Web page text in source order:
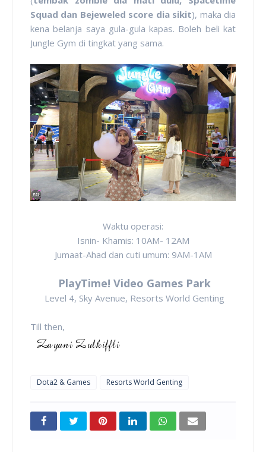
Squad dan Bejeweled score dia sikit), maka dia
kena belanja saya gula-gula kapas. Boleh beli kat
Jungle Gym di tingkat yang sama.
Waktu operasi:
Isnin- Khamis: 10AM- 12AM
Jumaat-Ahad dan cuti umum: 9AM-1AM
PlayTime! Video Games Park
Level 4, Sky Avenue, Resorts World Genting
Till then,
Dota2 & Games Resorts World Genting